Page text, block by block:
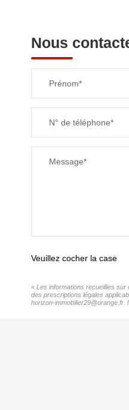
Nous
Prénom*
N° de téléphone*
Message*
Veuillez cocher la case
« Les informations recueillies
des prescriptions légales
horizon-